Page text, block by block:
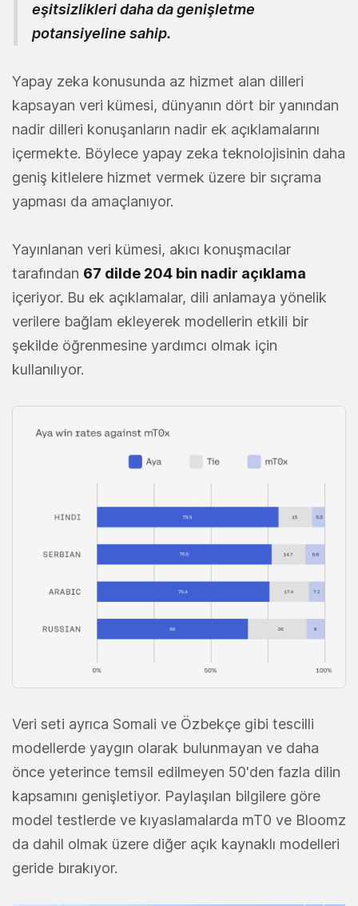
eşitsizlikleri daha da genişletme
potansiyeline sahip.
Yapay zeka konusunda az hizmet alan dilleri
kapsayan veri kümesi, dünyanın dört bir yanından
nadir dilleri konuşanların nadir ek açıklamalarını
içermekte. Böylece yapay zeka teknolojisinin daha
geniş kitlelere hizmet vermek üzere bir sıçrama
yapması da amaçlanıyor.
Yayınlanan veri kümesi, akıcı konuşmacılar
tarafından 67 dilde 204 bin nadir açıklama
içeriyor. Bu ek açıklamalar, dili anlamaya yönelik
verilere bağlam ekleyerek modellerin etkili bir
şekilde öğrenmesine yardımcı olmak için
kullanılıyor.
Veri seti ayrıca Somali ve Özbekçe gibi tescilli
modellerde yaygın olarak bulunmayan ve daha
önce yeterince temsil edilmeyen 50'den fazla dilin
kapsamını genişletiyor. Paylaşılan bilgilere göre
model testlerde ve kıyaslamalarda mT0 ve Bloomz
da dahil olmak üzere diğer açık kaynaklı modelleri
geride bırakıyor.